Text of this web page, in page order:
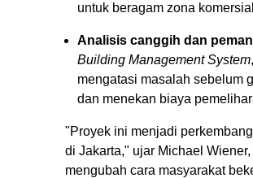
untuk beragam zona
Analisis canggih dan
Building Management System
mengatasi masalah sebelum
dan menekan biaya
"Proyek ini menjadi
di Jakarta," ujar Michael Wiener,
mengubah cara masyarakat